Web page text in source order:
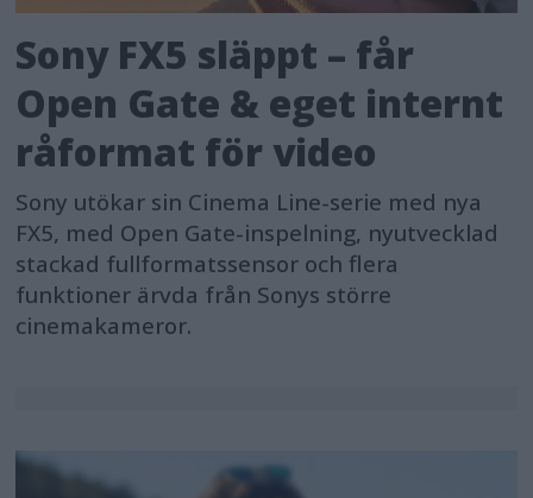
Sony FX5 släppt – får
Open Gate & eget internt
råformat för video
Sony utökar sin Cinema Line-serie med nya
FX5, med Open Gate-inspelning, nyutvecklad
stackad fullformatssensor och flera
funktioner ärvda från Sonys större
cinemakameror.